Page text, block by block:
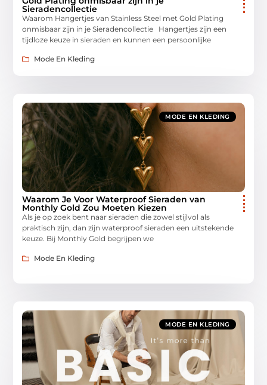
Sieradencollectie
Waarom Hangertjes van Stainless Steel met Gold Plating
onmisbaar zijn in je Sieradencollectie Hangertjes zijn een
tijdloze keuze in sieraden en kunnen een persoonlijke
Mode En Kleding
MODE EN KLEDING
Waarom Je Voor Waterproof Sieraden van
Monthly Gold Zou Moeten Kiezen
Als je op zoek bent naar sieraden die zowel stijlvol als
praktisch zijn, dan zijn waterproof sieraden een uitstekende
keuze. Bij Monthly Gold begrijpen we
Mode En Kleding
MODE EN KLEDING